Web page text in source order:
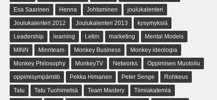
Esa Saarinen
Henna Johtaminen
joulukalenteri
Joulukalenteri 2012
Joulukalenteri 2013
kysymyksiä
Leadership
learning Letim marketing
Mental Models
MINN
Minnteam Monkey Business
Monkey ideologia
Monkey Philosophy
MonkeyTV Networks
Oppimisen Muotoilu
oppimisympäristö
Pekka Himanen Peter Senge
Rohkeus
Tatu
Tatu Tuohimetsä Team Mastery
Tiimiakatemia